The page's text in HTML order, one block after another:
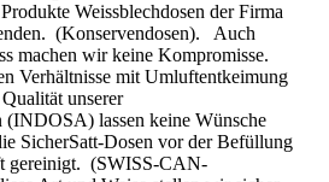
Weissblechdosen der Firma
(Konservendosen). Auch
machen wir keine Kompromisse.
Verhältnisse mit Umluftentkeimung
unserer
(INDOSA) lassen keine Wünsche
SicherSatt-Dosen vor der Befüllung
gereinigt. (SWISS-CAN-